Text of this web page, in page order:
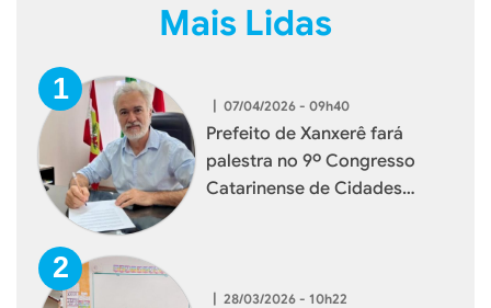
Mais Lidas
| 07/04/2026 - 09h40
Prefeito de Xanxerê fará
palestra no 9º Congresso
Catarinense de Cidades
| 28/03/2026 - 10h22